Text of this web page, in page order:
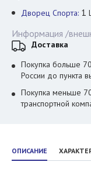
ОПИСАНИЕ
Дворец Спорта: 1
Информация /
Доставка
Покупка больше
России до пункта
Покупка меньше
транспортной